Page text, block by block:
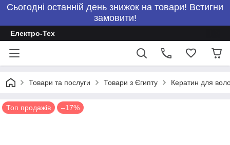
Сьогодні останній день знижок на товари! Встигни
замовити!
Електро-Тех
Товари та послуги Товари з Єгипту Кератин для
Топ продажів –17%